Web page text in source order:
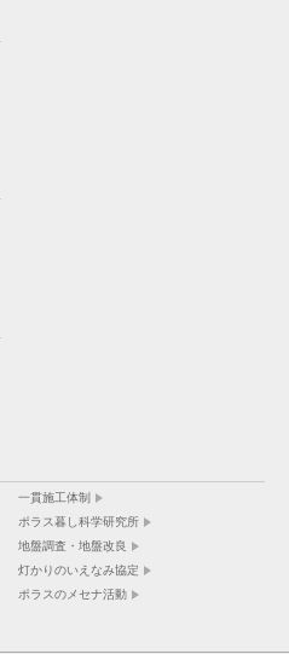
一貫施工体制
ポラス暮し科学研究所
地盤調査・地盤改良
灯かりのいえなみ協定
ポラスのメセナ活動